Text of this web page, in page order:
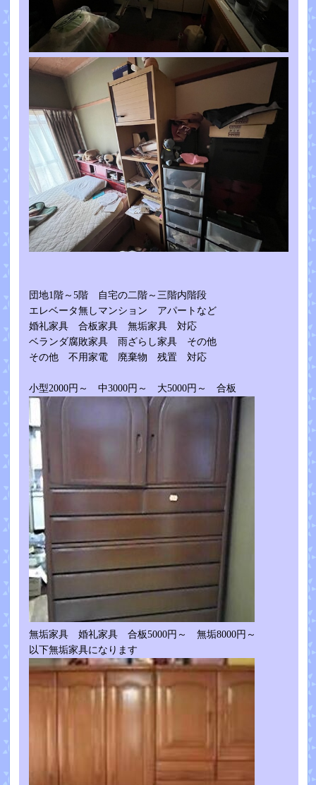
団地1階～5階 自宅の二階～三階内階段
エレベータ無しマンション アパートなど
婚礼家具 合板家具 無垢家具 対応
ベランダ腐敗家具 雨ざらし家具 その他
その他 不用家電 廃棄物 残置 対応
小型2000円～ 中3000円～ 大5000円～ 合板
無垢家具 婚礼家具 合板5000円～ 無垢8000円～
以下無垢家具になります